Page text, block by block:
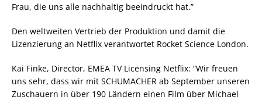
Frau, die uns alle nachhaltig beeindruckt hat.”
Den weltweiten Vertrieb der Produktion und damit die
Lizenzierung an Netflix verantwortet Rocket Science London.
Kai Finke, Director, EMEA TV Licensing Netflix: “Wir freuen
uns sehr, dass wir mit SCHUMACHER ab September unseren
Zuschauern in über 190 Ländern einen Film über Michael